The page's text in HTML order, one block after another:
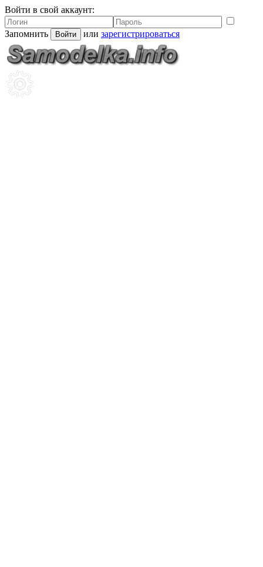
Войти в свой аккаунт:
Запомнить Войти или зарегистрироваться